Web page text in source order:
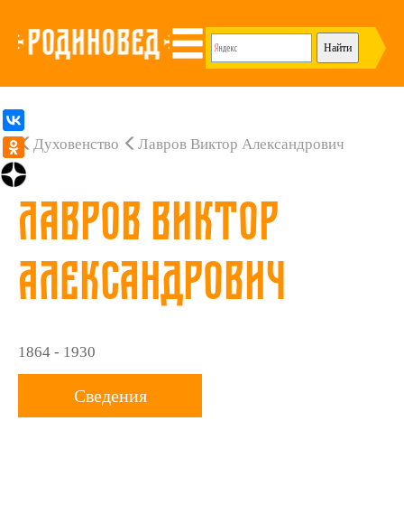
Духовенство Лавров Виктор Александрович
Лавров Виктор
Александрович
1864 - 1930
Сведения